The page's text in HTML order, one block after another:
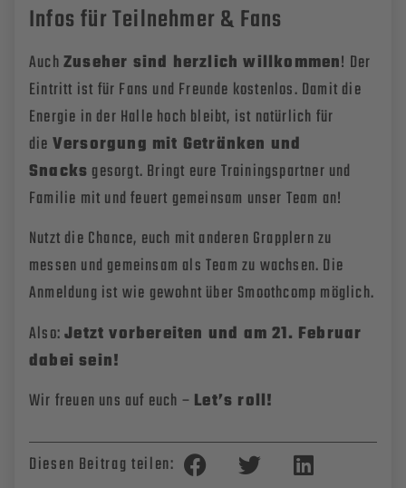
Infos für Teilnehmer & Fans
AuchZuseher sind herzlich willkommen! Der
Eintritt ist für Fans und Freunde kostenlos. Damit die
Energie in der Halle hoch bleibt, ist natürlich für
die Versorgung mit Getränken und
Snacksgesorgt. Bringt eure Trainingspartner und
Familie mit und feuert gemeinsam unser Team an!
Nutzt die Chance, euch mit anderen Grapplern zu
messen und gemeinsam als Team zu wachsen. Die
Anmeldung ist wie gewohnt über Smoothcomp möglich.
Also:Jetzt vorbereiten und am 21. Februar
dabei sein!
Wir freuen uns auf euch – Let’s roll!
Diesen Beitrag teilen: